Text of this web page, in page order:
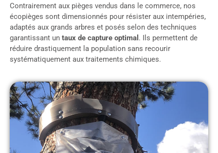
Contrairement aux pièges vendus dans le commerce, nos
écopièges sont dimensionnés pour résister aux intempéries,
adaptés aux grands arbres et posés selon des techniques
garantissant un taux de capture optimal . Ils permettent de
réduire drastiquement la population sans recourir
systématiquement aux traitements chimiques.